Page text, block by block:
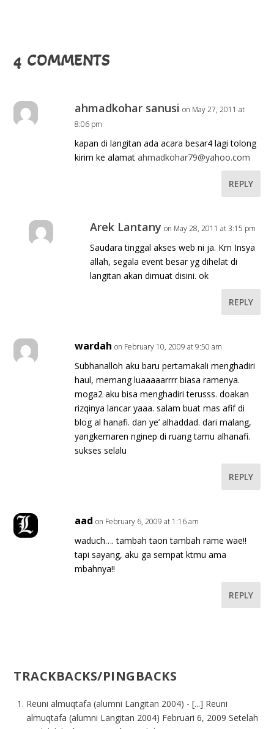
4 COMMENTS
ahmadkohar sanusi on May 27, 2011 at
8:06 pm
kapan di langitan ada acara besar4 lagi tolong
kirim ke alamatahmadkohar79@yahoo.com
REPLY
Arek Lantany on May 28, 2011 at 3:15 pm
Saudara tinggal akses web ni ja. Krn Insya
allah, segala event besar yg dihelat di
langitan akan dimuat disini. ok
REPLY
wardah on February 10, 2009 at 9:50 am
Subhanalloh aku baru pertamakali menghadiri
haul, memang luaaaaarrrr biasa ramenya.
moga2 aku bisa menghadiri terusss. doakan
rizqinya lancar yaaa. salam buat mas afif di
blog al hanafi. dan ye’ alhaddad. dari malang,
yangkemaren nginep di ruang tamu alhanafi.
sukses selalu
REPLY
aad on February 6, 2009 at 1:16 am
waduch…. tambah taon tambah rame wae!!
tapi sayang, aku ga sempat ktmu ama
mbahnya!!
REPLY
TRACKBACKS/PINGBACKS
Reuni almuqtafa (alumni Langitan 2004) - [...] Reuni
almuqtafa (alumni Langitan 2004) Februari 6, 2009 Setelah